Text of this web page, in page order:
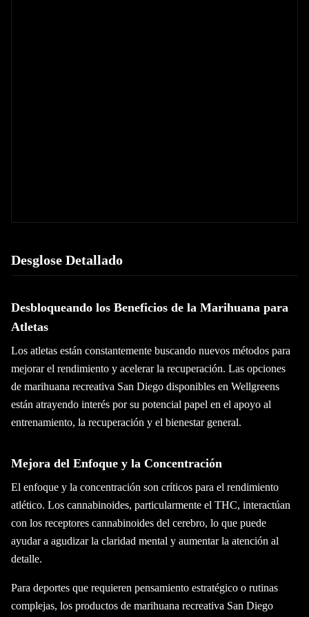
Desglose Detallado
Desbloqueando los Beneficios de la Marihuana para
Atletas
Los atletas están constantemente buscando nuevos métodos para
mejorar el rendimiento y acelerar la recuperación. Las opciones
de marihuana recreativa San Diego disponibles en Wellgreens
están atrayendo interés por su potencial papel en el apoyo al
entrenamiento, la recuperación y el bienestar general.
Mejora del Enfoque y la Concentración
El enfoque y la concentración son críticos para el rendimiento
atlético. Los cannabinoides, particularmente el THC, interactúan
con los receptores cannabinoides del cerebro, lo que puede
ayudar a agudizar la claridad mental y aumentar la atención al
detalle.
Para deportes que requieren pensamiento estratégico o rutinas
complejas, los productos de marihuana recreativa San Diego